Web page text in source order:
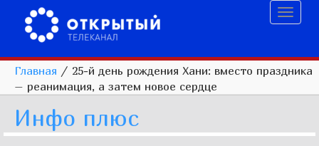
Главная / 25-й день рождения Хани: вместо праздника
– реанимация, а затем новое сердце
Инфо плюс